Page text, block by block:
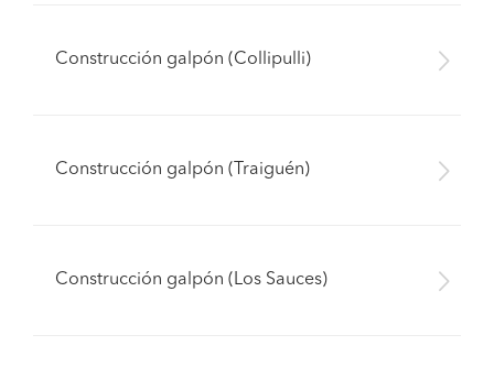
Construcción galpón (Collipulli)
Construcción galpón (Traiguén)
Construcción galpón (Los Sauces)